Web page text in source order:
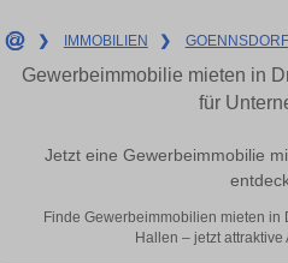
❯ IMMOBILIEN ❯ GOENNSDORF
Gewerbeimmobilie mieten in
für
Jetzt eine Gewerbeimmobilie
Finde Gewerbeimmobilien mieten in
Hallen – jetzt